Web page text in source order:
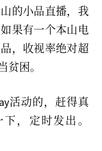
的小品直播，我
果有一个本山电
，收视率绝对超
困。
活动的，赶得真
，定时发出。